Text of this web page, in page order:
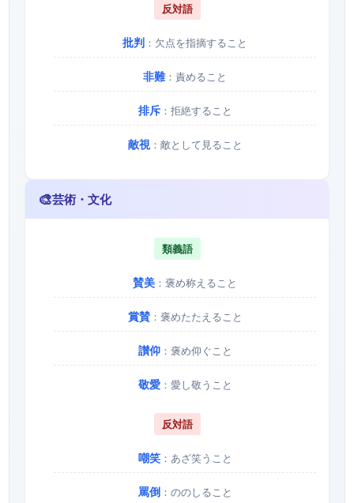
反対語
批判 ：欠点を指摘すること
非難：責めること
排斥：拒絶すること
敵視：敵として見ること
🎨芸術・文化
類義語
賛美 ：褒め称えること
賞賛：褒めたたえること
讃仰：褒め仰ぐこと
敬愛：愛し敬うこと
反対語
嘲笑：あざ笑うこと
罵倒：ののしること